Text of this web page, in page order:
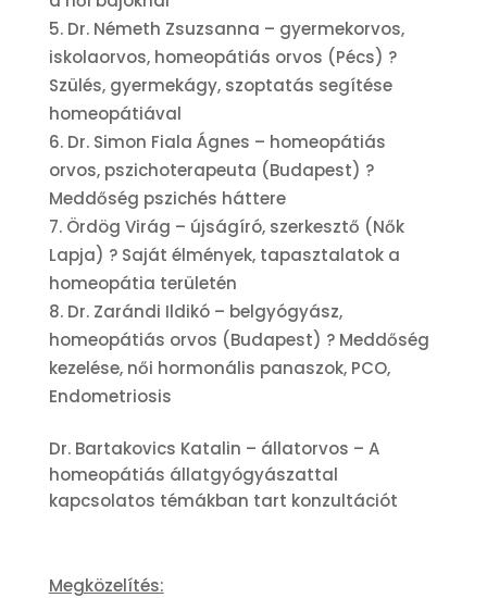
Dr. Németh Zsuzsanna – gyermekorvos,
iskolaorvos, homeopátiás orvos (Pécs) ?
Szülés, gyermekágy, szoptatás segítése
homeopátiával
Dr. Simon Fiala Ágnes – homeopátiás
orvos, pszichoterapeuta (Budapest) ?
Meddőség pszichés háttere
Ördög Virág – újságíró, szerkesztő (Nők
Lapja) ? Saját élmények, tapasztalatok a
homeopátia területén
Dr. Zarándi Ildikó – belgyógyász,
homeopátiás orvos (Budapest) ? Meddőség
kezelése, női hormonális panaszok, PCO,
Endometriosis
Dr. Bartakovics Katalin – állatorvos – A
homeopátiás állatgyógyászattal
kapcsolatos témákban tart konzultációt
Megközelítés: